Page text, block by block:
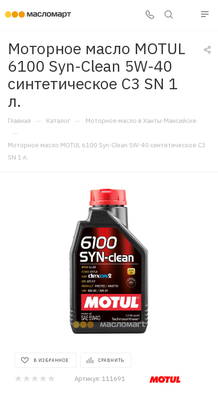
Моторное масло MOTUL
6100 Syn-Clean 5W-40
синтетическое C3 SN 1
л.
Главная — Каталог — Моторное масло в Ханты-Мансийске
—
Моторное масло MOTUL 6100 Syn-Clean 5W-40 синтетическое C3
SN 1 л.
В ИЗБРАННОЕ СРАВНИТЬ
Артикул: 111691